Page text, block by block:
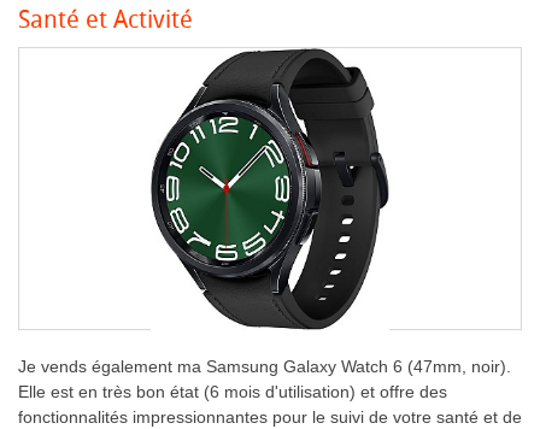
Santé et Activité
Je vends également ma Samsung Galaxy Watch 6 (47mm, noir).
Elle est en très bon état (6 mois d'utilisation) et offre des
fonctionnalités impressionnantes pour le suivi de votre santé et de